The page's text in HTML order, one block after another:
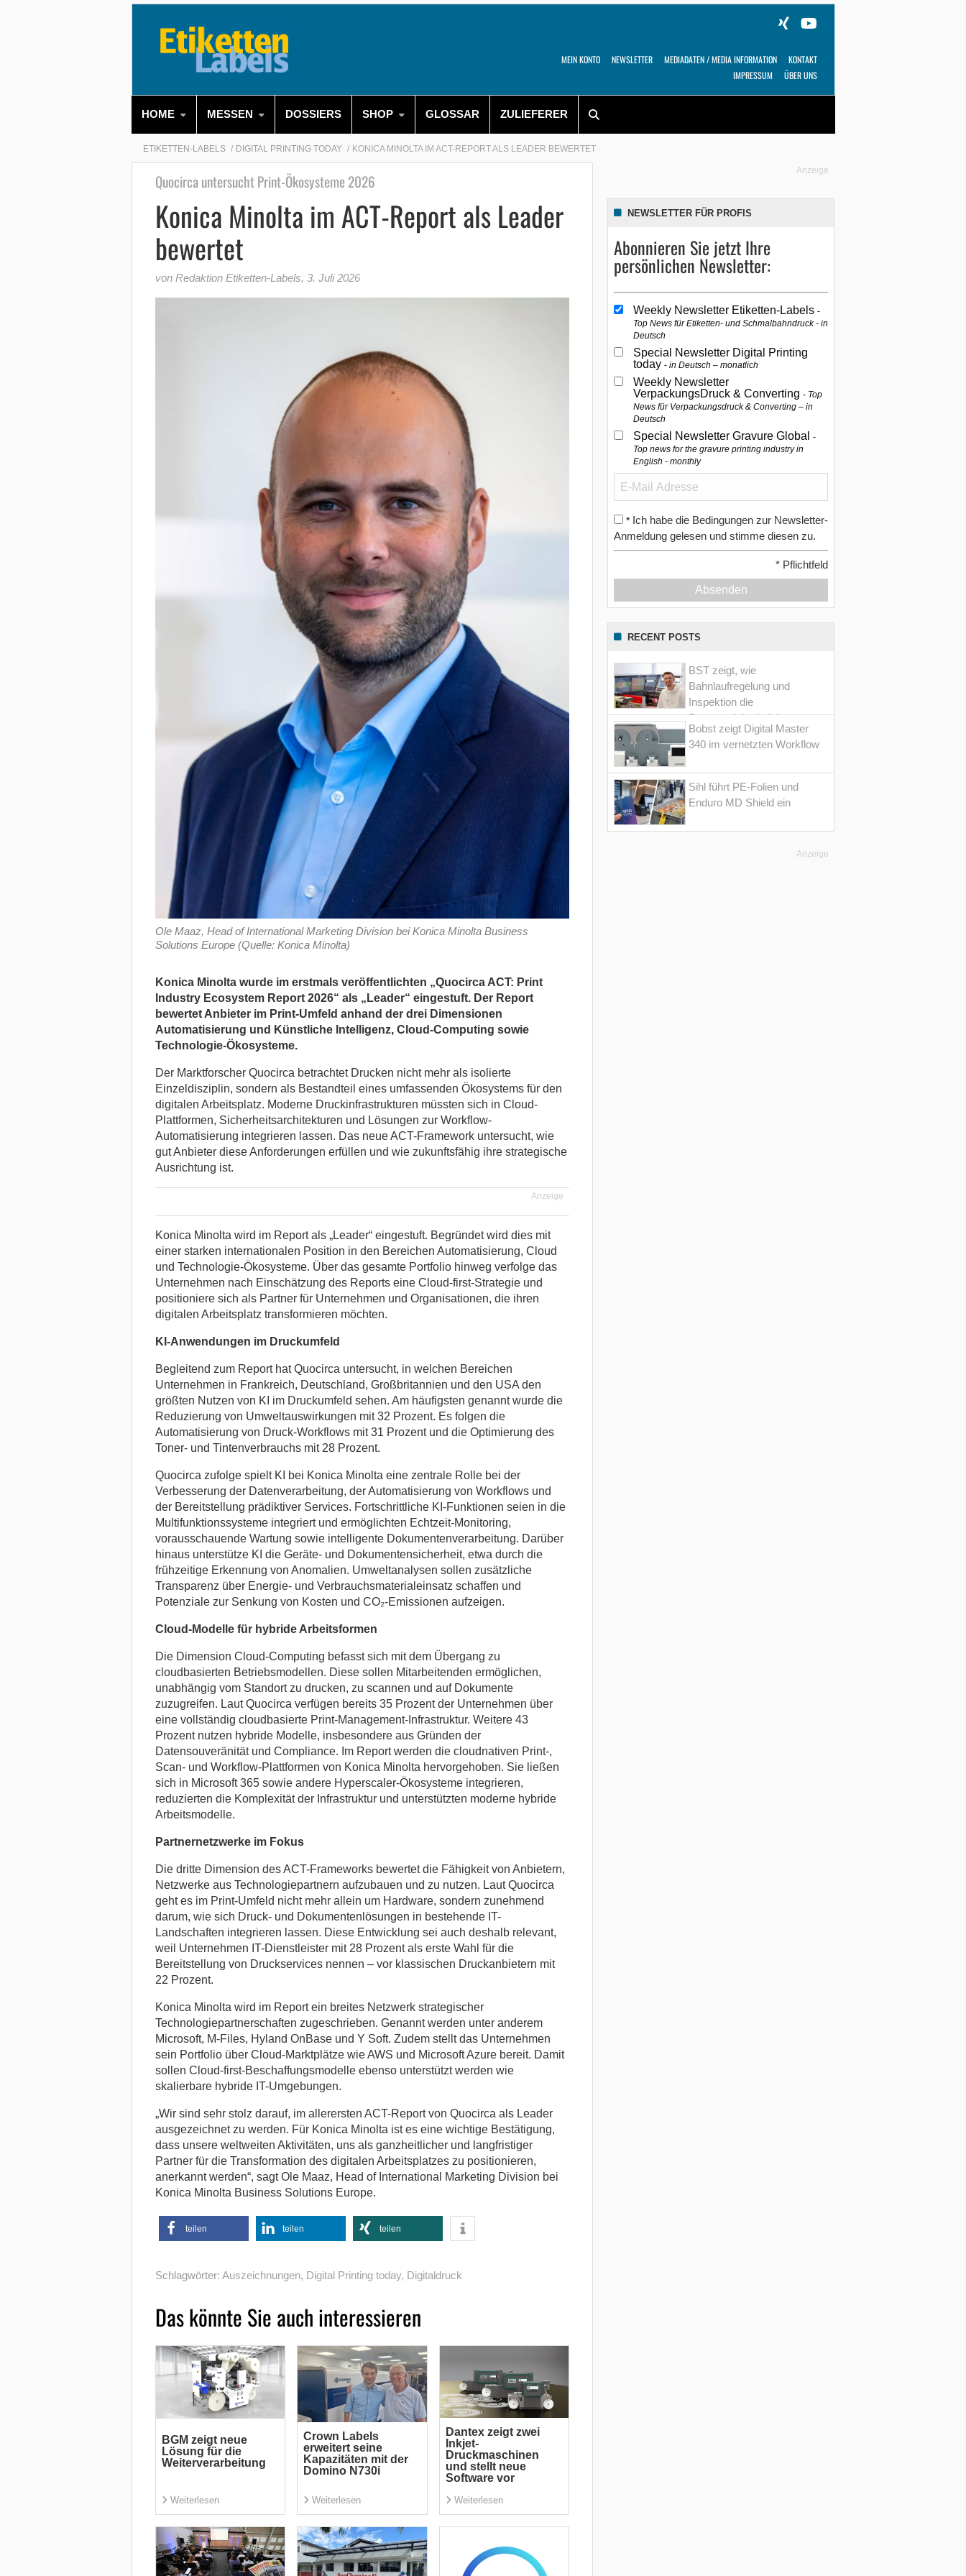
MEIN KONTO NEWSLETTER MEDIADATEN / MEDIA INFORMATION
KONTAKT
IMPRESSUM
ÜBER UNS
HOME MESSEN DOSSIERS SHOP GLOSSAR ZULIEFERER
ETIKETTEN-LABELS DIGITAL PRINTING TODAY KONICA MINOLTA IM ACT-REPORT ALS LEADER BEWERTET
Quocirca untersucht Print-Ökosysteme 2026
Konica Minolta im ACT-Report als Leader
bewertet
von Redaktion Etiketten-Labels, 3. Juli 2026
Ole Maaz, Head of International Marketing Division bei Konica Minolta Business
Solutions Europe (Quelle: Konica Minolta)
Konica Minolta wurde im erstmals veröffentlichten „Quocirca ACT: Print
Industry Ecosystem Report 2026“ als „Leader“ eingestuft. Der Report
bewertet Anbieter im Print-Umfeld anhand der drei Dimensionen
Automatisierung und Künstliche Intelligenz, Cloud-Computing sowie
Technologie-Ökosysteme.
Der Marktforscher Quocirca betrachtet Drucken nicht mehr als isolierte
Einzeldisziplin, sondern als Bestandteil eines umfassenden Ökosystems für den
digitalen Arbeitsplatz. Moderne Druckinfrastrukturen müssten sich in Cloud-
Plattformen, Sicherheitsarchitekturen und Lösungen zur Workflow-
Automatisierung integrieren lassen. Das neue ACT-Framework untersucht, wie
gut Anbieter diese Anforderungen erfüllen und wie zukunftsfähig ihre strategische
Ausrichtung ist.
Anzeige
Konica Minolta wird im Report als „Leader“ eingestuft. Begründet wird dies mit
einer starken internationalen Position in den Bereichen Automatisierung, Cloud
und Technologie-Ökosysteme. Über das gesamte Portfolio hinweg verfolge das
Unternehmen nach Einschätzung des Reports eine Cloud-first-Strategie und
positioniere sich als Partner für Unternehmen und Organisationen, die ihren
digitalen Arbeitsplatz transformieren möchten.
KI-Anwendungen im Druckumfeld
Begleitend zum Report hat Quocirca untersucht, in welchen Bereichen
Unternehmen in Frankreich, Deutschland, Großbritannien und den USA den
größten Nutzen von KI im Druckumfeld sehen. Am häufigsten genannt wurde die
Reduzierung von Umweltauswirkungen mit 32 Prozent. Es folgen die
Automatisierung von Druck-Workflows mit 31 Prozent und die Optimierung des
Toner- und Tintenverbrauchs mit 28 Prozent.
Quocirca zufolge spielt KI bei Konica Minolta eine zentrale Rolle bei der
Verbesserung der Datenverarbeitung, der Automatisierung von Workflows und
der Bereitstellung prädiktiver Services. Fortschrittliche KI-Funktionen seien in die
Multifunktionssysteme integriert und ermöglichten Echtzeit-Monitoring,
vorausschauende Wartung sowie intelligente Dokumentenverarbeitung. Darüber
hinaus unterstütze KI die Geräte- und Dokumentensicherheit, etwa durch die
frühzeitige Erkennung von Anomalien. Umweltanalysen sollen zusätzliche
Transparenz über Energie- und Verbrauchsmaterialeinsatz schaffen und
Potenziale zur Senkung von Kosten und CO₂-Emissionen aufzeigen.
Cloud-Modelle für hybride Arbeitsformen
Die Dimension Cloud-Computing befasst sich mit dem Übergang zu
cloudbasierten Betriebsmodellen. Diese sollen Mitarbeitenden ermöglichen,
unabhängig vom Standort zu drucken, zu scannen und auf Dokumente
zuzugreifen. Laut Quocirca verfügen bereits 35 Prozent der Unternehmen über
eine vollständig cloudbasierte Print-Management-Infrastruktur. Weitere 43
Prozent nutzen hybride Modelle, insbesondere aus Gründen der
Datensouveränität und Compliance. Im Report werden die cloudnativen Print-,
Scan- und Workflow-Plattformen von Konica Minolta hervorgehoben. Sie ließen
sich in Microsoft 365 sowie andere Hyperscaler-Ökosysteme integrieren,
reduzierten die Komplexität der Infrastruktur und unterstützten moderne hybride
Arbeitsmodelle.
Partnernetzwerke im Fokus
Die dritte Dimension des ACT-Frameworks bewertet die Fähigkeit von Anbietern,
Netzwerke aus Technologiepartnern aufzubauen und zu nutzen. Laut Quocirca
geht es im Print-Umfeld nicht mehr allein um Hardware, sondern zunehmend
darum, wie sich Druck- und Dokumentenlösungen in bestehende IT-
Landschaften integrieren lassen. Diese Entwicklung sei auch deshalb relevant,
weil Unternehmen IT-Dienstleister mit 28 Prozent als erste Wahl für die
Bereitstellung von Druckservices nennen – vor klassischen Druckanbietern mit
22 Prozent.
Konica Minolta wird im Report ein breites Netzwerk strategischer
Technologiepartnerschaften zugeschrieben. Genannt werden unter anderem
Microsoft, M-Files, Hyland OnBase und Y Soft. Zudem stellt das Unternehmen
sein Portfolio über Cloud-Marktplätze wie AWS und Microsoft Azure bereit. Damit
sollen Cloud-first-Beschaffungsmodelle ebenso unterstützt werden wie
skalierbare hybride IT-Umgebungen.
„Wir sind sehr stolz darauf, im allerersten ACT-Report von Quocirca als Leader
ausgezeichnet zu werden. Für Konica Minolta ist es eine wichtige Bestätigung,
dass unsere weltweiten Aktivitäten, uns als ganzheitlicher und langfristiger
Partner für die Transformation des digitalen Arbeitsplatzes zu positionieren,
anerkannt werden“, sagt Ole Maaz, Head of International Marketing Division bei
Konica Minolta Business Solutions Europe.
teilen teilen teilen
Schlagwörter: Auszeichnungen, Digital Printing today, Digitaldruck
Das könnte Sie auch interessieren
BGM zeigt neue
Lösung für die
Weiterverarbeitung
Weiterlesen
Crown Labels
erweitert seine
Kapazitäten mit der
Domino N730i
Weiterlesen
Dantex zeigt zwei
Inkjet-
Druckmaschinen
und stellt neue
Software vor
Weiterlesen
Anzeige
NEWSLETTER FÜR PROFIS
Abonnieren Sie jetzt Ihre
persönlichen Newsletter:
Weekly Newsletter Etiketten-Labels
Top News für Etiketten- und Schmalbahndruck - in
Deutsch
Special Newsletter Digital Printing
today in Deutsch – monatlich
Weekly Newsletter
VerpackungsDruck & Converting Top
News für Verpackungsdruck & Converting – in
Deutsch
Special Newsletter Gravure Global
Top news for the gravure printing industry in
English - monthly
* Ich habe die Bedingungen zur Newsletter-
Anmeldung gelesen und stimme diesen zu.
* Pflichtfeld
Absenden
RECENT POSTS
BST zeigt, wie
Bahnlaufregelung und
Inspektion die
Prozesssicherheit im
Converting erhöht
Bobst zeigt Digital Master
340 im vernetzten Workflow
Sihl führt PE-Folien und
Enduro MD Shield ein
Anzeige